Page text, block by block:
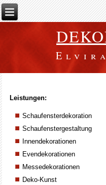
Leistungen:
Schaufensterdekoration
Schaufenstergestaltung
Innendekorationen
Evendekorationen
Messedekorationen
Deko-Kunst